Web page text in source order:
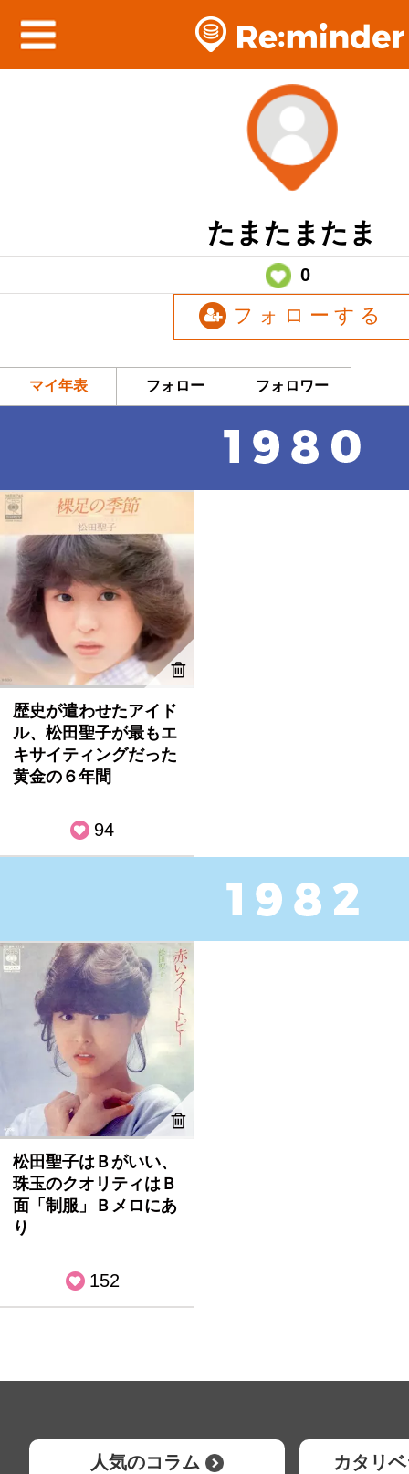
たまたまたま
0
フォローする
マイ年表 フォロー フォロワー
歴史が遣わせたアイド
ル、松田聖子が最もエ
キサイティングだった
黄金の６年間
94
松田聖子はＢがいい、
珠玉のクオリティはＢ
面「制服」Ｂメロにあ
り
152
人気のコラム カタリ